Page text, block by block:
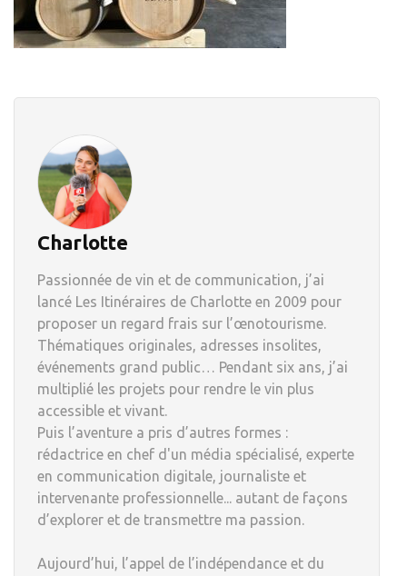
Charlotte
Passionnée de vin et de communication, j’ai
lancé Les Itinéraires de Charlotte en 2009 pour
proposer un regard frais sur l’œnotourisme.
Thématiques originales, adresses insolites,
événements grand public… Pendant six ans, j’ai
multiplié les projets pour rendre le vin plus
accessible et vivant.
Puis l’aventure a pris d’autres formes :
rédactrice en chef d'un média spécialisé, experte
en communication digitale, journaliste et
intervenante professionnelle... autant de façons
d’explorer et de transmettre ma passion.
Aujourd’hui, l’appel de l’indépendance et du